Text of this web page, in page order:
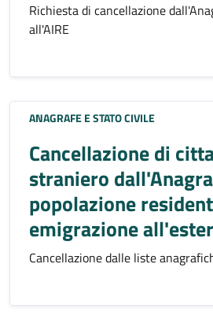
Richiesta di cancellazione
all'AIRE
ANAGRAFE E STATO CIVILE
Cancellazione di
straniero
popolazione
emigrazione
Cancellazione dalle liste